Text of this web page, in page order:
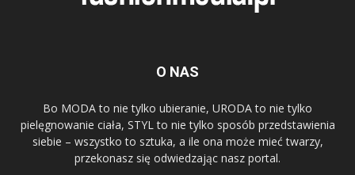
O NAS
Bo MODA to nie tylko ubieranie, URODA to nie tylko
pielęgnowanie ciała, STYL to nie tylko sposób przedstawienia
siebie – wszystko to sztuka, a ile ona może mieć twarzy,
przekonasz się odwiedzając nasz portal.